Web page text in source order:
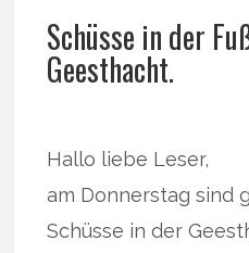
Schüsse in der
Geesthacht.
Hallo liebe Leser,
am Donnerstag sind
Schüsse in der